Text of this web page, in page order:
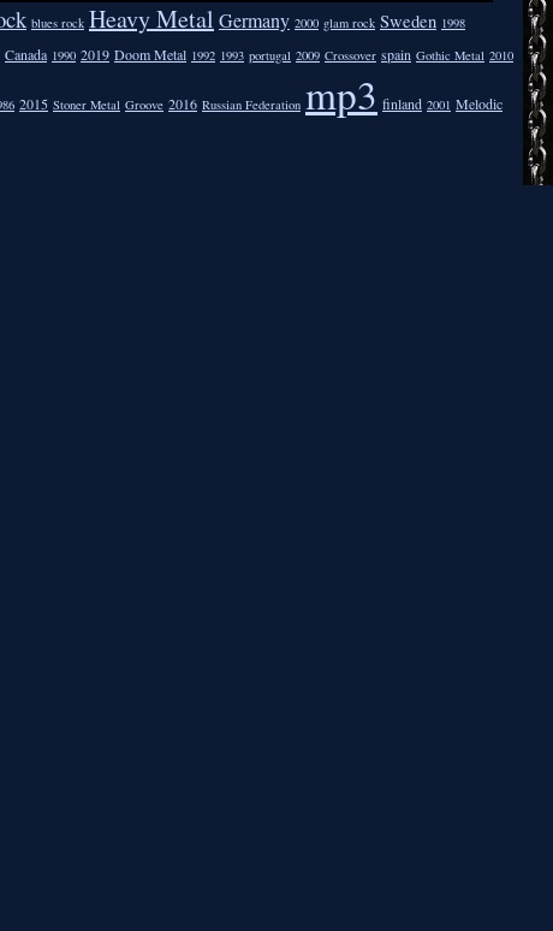
blues rock Heavy Metal Germany 2000 glam rock Sweden 1998
Canada 1990 2019 Doom Metal 1992 1993 portugal 2009 Crossover spain Gothic Metal 2010
2015 Stoner Metal Groove 2016 Russian Federation mp3 finland 2001 Melodic